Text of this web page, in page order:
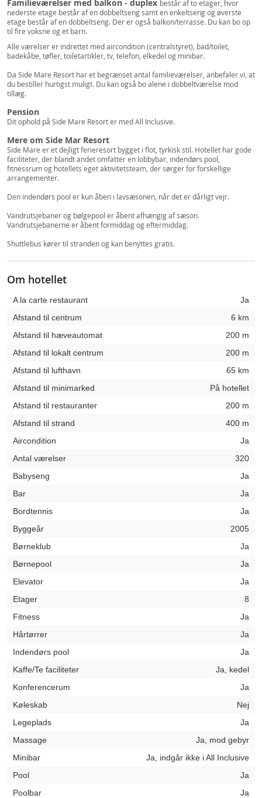
Familieværelser med balkon - duplex består af to etager, hvor
nederste etage består af en dobbeltseng samt en enkeltseng og øverste
etage består af en dobbeltseng. Der er også balkon/terrasse. Du kan bo op
til fire voksne og et barn.
Alle værelser er indrettet med aircondition (centralstyret), bad/toilet,
badekåbe, tøfler, toiletartikler, tv, telefon, elkedel og minibar.
Da Side Mare Resort har et begrænset antal familieværelser, anbefaler vi, at
du bestiller hurtigst muligt. Du kan også bo alene i dobbeltværelse mod
tillæg.
Pension
Dit ophold på Side Mare Resort er med All Inclusive.
Mere om Side Mar Resort
Side Mare er et dejligt ferieresort bygget i flot, tyrkisk stil. Hotellet har gode
faciliteter, der blandt andet omfatter en lobbybar, indendørs pool,
fitnessrum og hotellets eget aktivitetsteam, der sørger for forskellige
arrangementer.
Den indendørs pool er kun åben i lavsæsonen, når det er dårligt vejr.
Vandrutsjebaner og bølgepool er åbent afhængig af sæson.
Vandrutsjebanerne er åbent formiddag og eftermiddag.
Shuttlebus kører til stranden og kan benyttes gratis.
Om hotellet
A la carte restaurant
Ja
Afstand til centrum
6 km
Afstand til hæveautomat
200 m
Afstand til lokalt centrum
200 m
Afstand til lufthavn
65 km
Afstand til minimarked
På hotellet
Afstand til restauranter
200 m
Afstand til strand
400 m
Aircondition
Ja
Antal værelser
320
Babyseng
Ja
Bar
Ja
Bordtennis
Ja
Byggeår
2005
Børneklub
Ja
Børnepool
Ja
Elevator
Ja
Etager
8
Fitness
Ja
Hårtørrer
Ja
Indendørs pool
Ja
Kaffe/Te faciliteter
Ja, kedel
Konferencerum
Ja
Køleskab
Nej
Legeplads
Ja
Massage
Ja, mod gebyr
Minibar
Ja, indgår ikke i All Inclusive
Pool
Ja
Poolbar
Ja